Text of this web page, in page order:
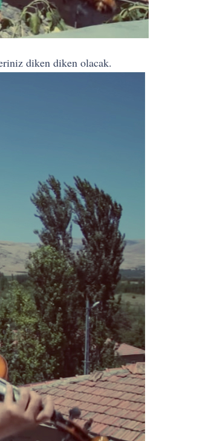
diken diken olacak.